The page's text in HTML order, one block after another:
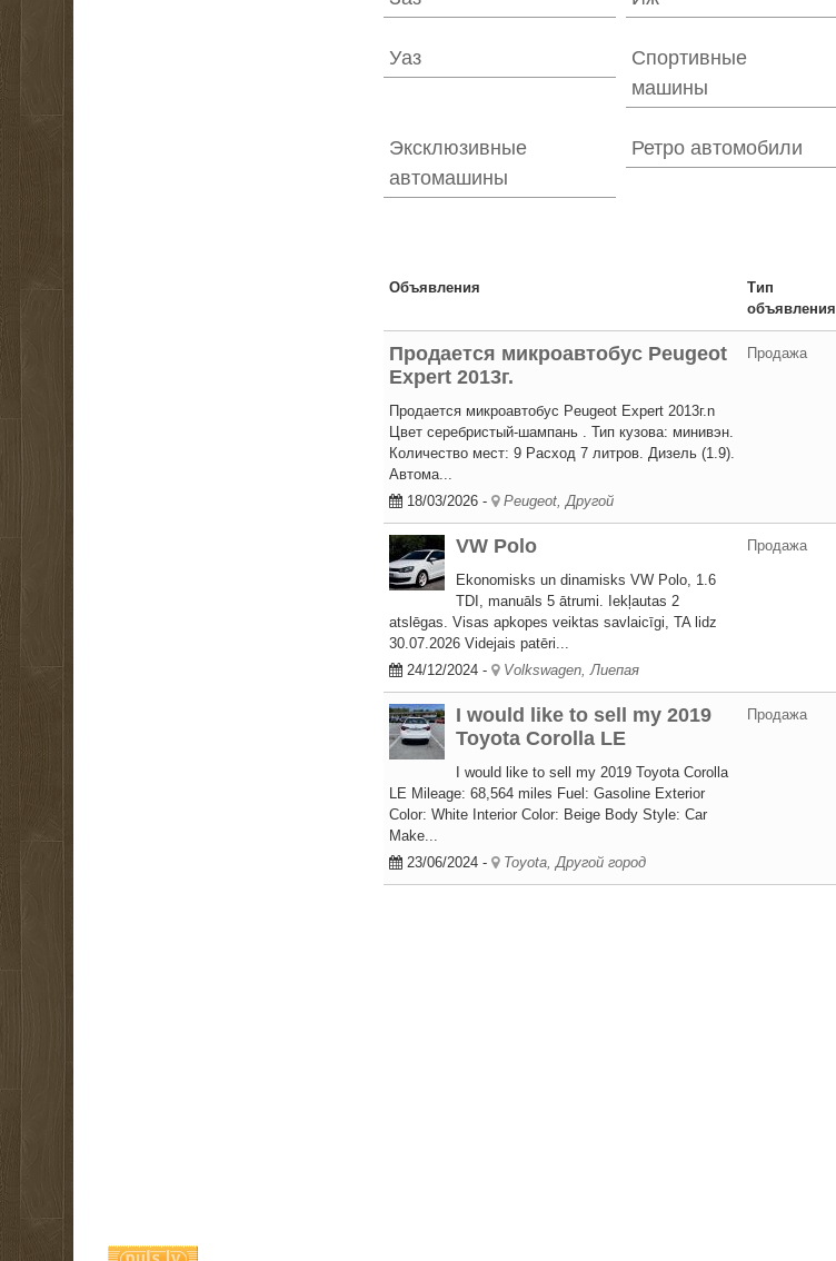
Уаз
Спортивные
машины
Эксклюзивные
автомашины
Ретро автомобили
Объявления
Тип
объявления
Продается микроавтобус Peugeot
Expert 2013г.
Продается микроавтобус Peugeot Expert 2013г.n
Цвет серебристый-шампань . Тип кузова: минивэн.
Количество мест: 9 Расход 7 литров. Дизель (1.9).
Автома...
18/03/2026- Peugeot, Другой
Продажа
VW Polo
Ekonomisks un dinamisks VW Polo, 1.6
TDI, manuāls 5 ātrumi. Iekļautas 2
atslēgas. Visas apkopes veiktas savlaicīgi, TA lidz
30.07.2026 Videjais patēri...
24/12/2024- Volkswagen, Лиепая
Продажа
I would like to sell my 2019
Toyota Corolla LE
I would like to sell my 2019 Toyota Corolla
LE Mileage: 68,564 miles Fuel: Gasoline​​ Exterior
Color: White Interior Color: Beige Body Style: Car
Make...
23/06/2024- Toyota, Другой город
Продажа